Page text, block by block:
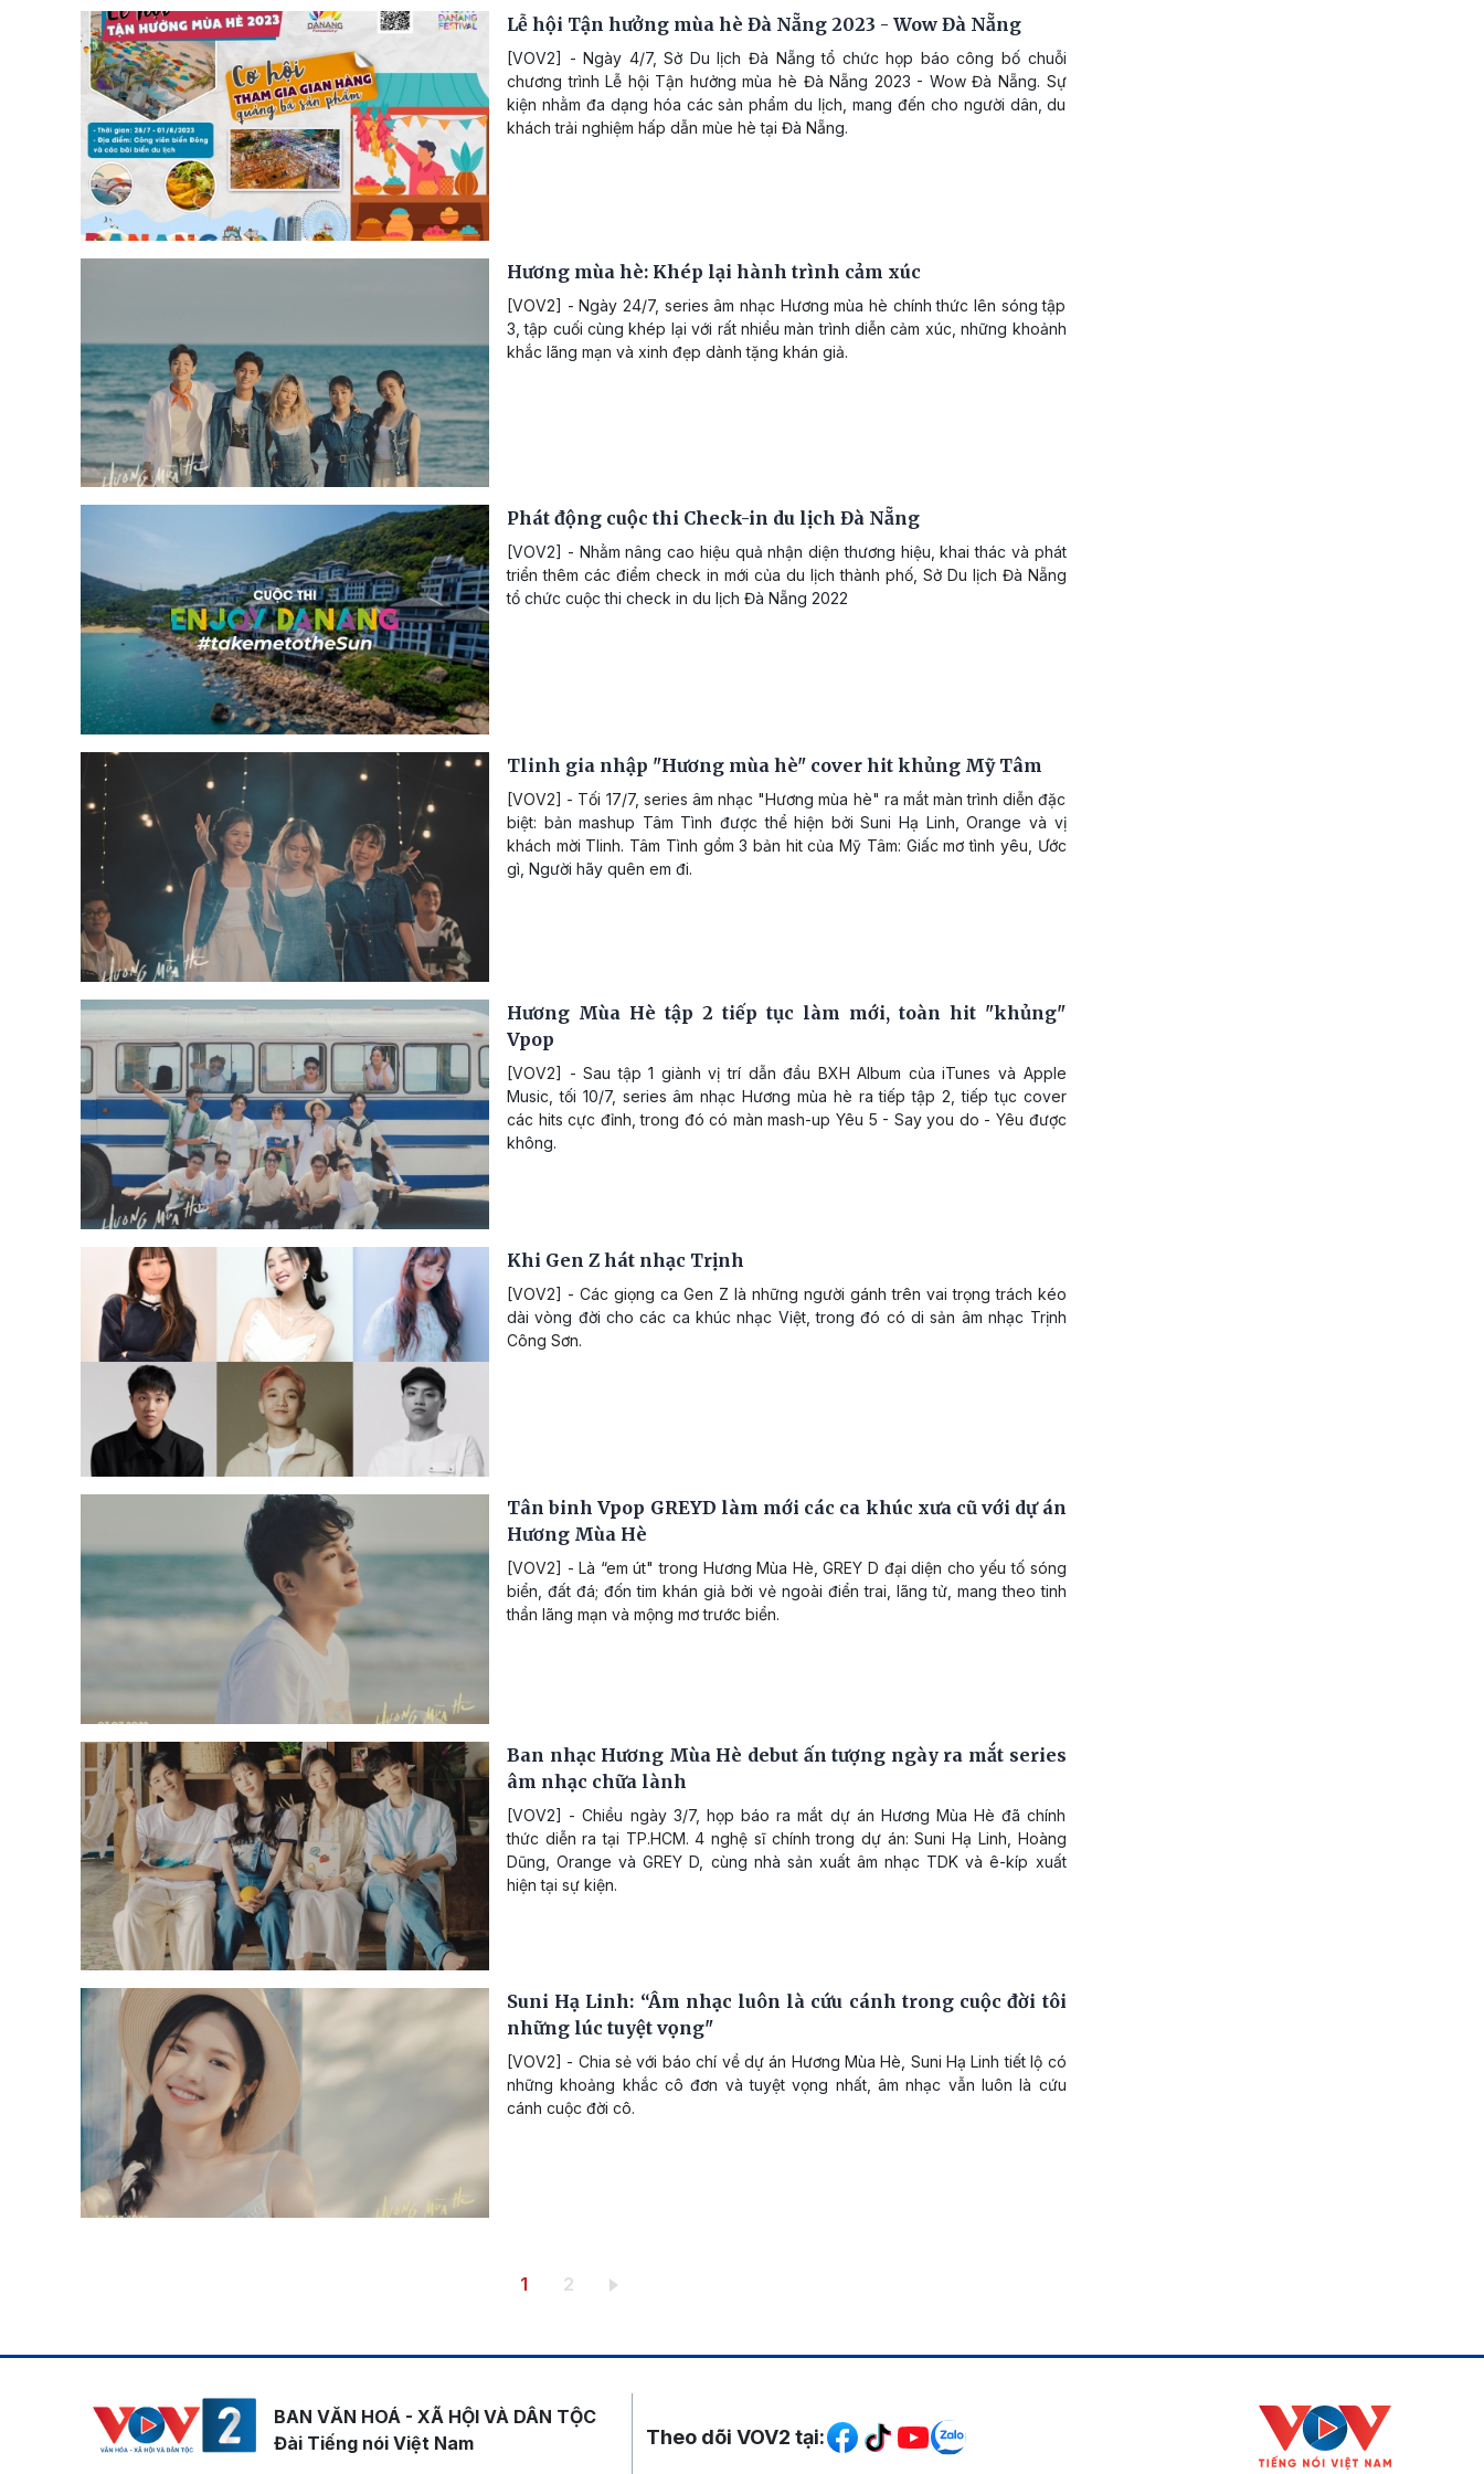
Lễ hội Tận hưởng mùa hè Đà Nẵng 2023 - Wow Đà Nẵng
[VOV2] - Ngày 4/7, Sở Du lịch Đà Nẵng tổ chức họp báo công bố chuỗi
chương trình Lễ hội Tận hưởng mùa hè Đà Nẵng 2023 - Wow Đà Nẵng. Sự
kiện nhằm đa dạng hóa các sản phẩm du lịch, mang đến cho người dân, du
khách trải nghiệm hấp dẫn mùe hè tại Đà Nẵng.
Hương mùa hè: Khép lại hành trình cảm xúc
[VOV2] - Ngày 24/7, series âm nhạc Hương mùa hè chính thức lên sóng tập
3, tập cuối cùng khép lại với rất nhiều màn trình diễn cảm xúc, những khoảnh
khắc lãng mạn và xinh đẹp dành tặng khán giả.
Phát động cuộc thi Check-in du lịch Đà Nẵng
[VOV2] - Nhằm nâng cao hiệu quả nhận diện thương hiệu, khai thác và phát
triển thêm các điểm check in mới của du lịch thành phố, Sở Du lịch Đà Nẵng
tổ chức cuộc thi check in du lịch Đà Nẵng 2022
Tlinh gia nhập "Hương mùa hè" cover hit khủng Mỹ Tâm
[VOV2] - Tối 17/7, series âm nhạc "Hương mùa hè" ra mắt màn trình diễn đặc
biệt: bản mashup Tâm Tình được thể hiện bởi Suni Hạ Linh, Orange và vị
khách mời Tlinh. Tâm Tình gồm 3 bản hit của Mỹ Tâm: Giấc mơ tình yêu, Ước
gì, Người hãy quên em đi.
Hương Mùa Hè tập 2 tiếp tục làm mới, toàn hit "khủng"
Vpop
[VOV2] - Sau tập 1 giành vị trí dẫn đầu BXH Album của iTunes và Apple
Music, tối 10/7, series âm nhạc Hương mùa hè ra tiếp tập 2, tiếp tục cover
các hits cực đỉnh, trong đó có màn mash-up Yêu 5 - Say you do - Yêu được
không.
Khi Gen Z hát nhạc Trịnh
[VOV2] - Các giọng ca Gen Z là những người gánh trên vai trọng trách kéo
dài vòng đời cho các ca khúc nhạc Việt, trong đó có di sản âm nhạc Trịnh
Công Sơn.
Tân binh Vpop GREYD làm mới các ca khúc xưa cũ với dự án
Hương Mùa Hè
[VOV2] - Là “em út" trong Hương Mùa Hè, GREY D đại diện cho yếu tố sóng
biển, đất đá; đốn tim khán giả bởi vẻ ngoài điển trai, lãng tử, mang theo tinh
thần lãng mạn và mộng mơ trước biển.
Ban nhạc Hương Mùa Hè debut ấn tượng ngày ra mắt series
âm nhạc chữa lành
[VOV2] - Chiều ngày 3/7, họp báo ra mắt dự án Hương Mùa Hè đã chính
thức diễn ra tại TP.HCM. 4 nghệ sĩ chính trong dự án: Suni Hạ Linh, Hoàng
Dũng, Orange và GREY D, cùng nhà sản xuất âm nhạc TDK và ê-kíp xuất
hiện tại sự kiện.
Suni Hạ Linh: “Âm nhạc luôn là cứu cánh trong cuộc đời tôi
những lúc tuyệt vọng"
[VOV2] - Chia sẻ với báo chí về dự án Hương Mùa Hè, Suni Hạ Linh tiết lộ có
những khoảng khắc cô đơn và tuyệt vọng nhất, âm nhạc vẫn luôn là cứu
cánh cuộc đời cô.
Trang hiện thời
1 Trang
2
BAN VĂN HOÁ - XÃ HỘI VÀ DÂN TỘC
Đài Tiếng nói Việt Nam
Mạng xã hội
Theo dõi VOV2 tại: